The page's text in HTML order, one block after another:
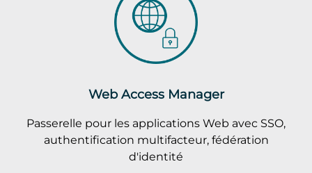
Web Access Manager
Passerelle pour les applications Web avec SSO,
authentification multifacteur, fédération
d'identité